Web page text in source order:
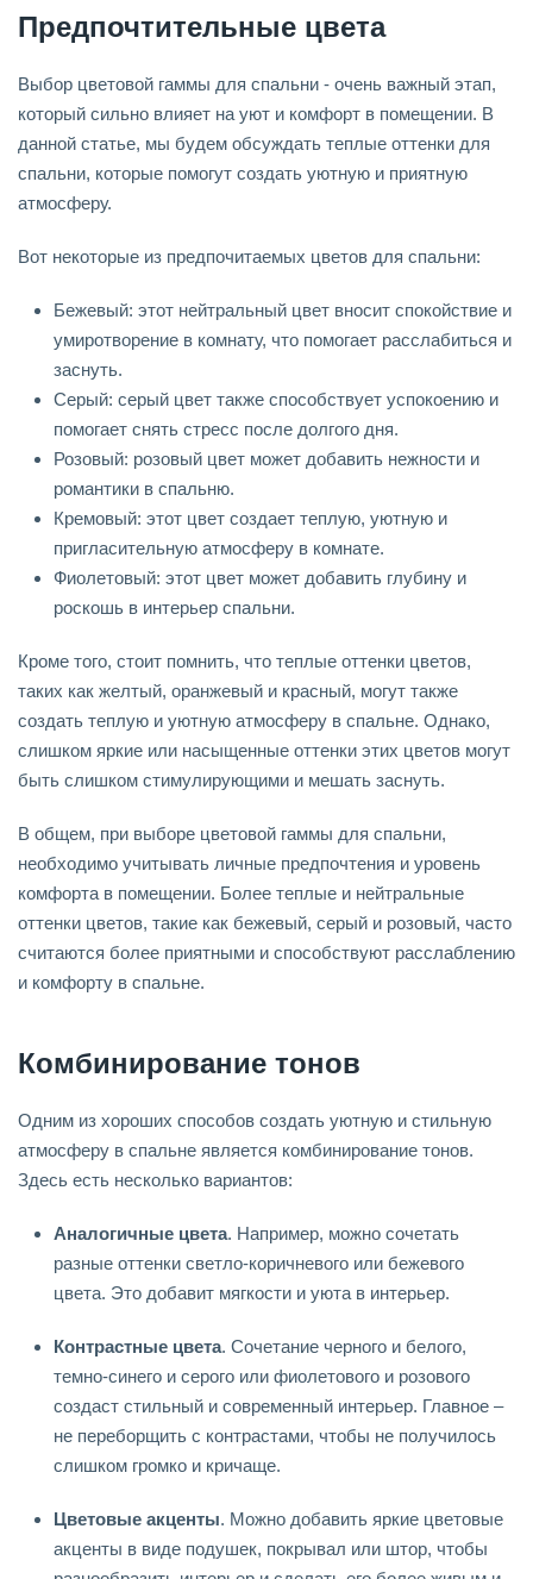
Предпочтительные цвета
Выбор цветовой гаммы для спальни - очень важный этап,
который сильно влияет на уют и комфорт в помещении. В
данной статье, мы будем обсуждать теплые оттенки для
спальни, которые помогут создать уютную и приятную
атмосферу.
Вот некоторые из предпочитаемых цветов для спальни:
Бежевый: этот нейтральный цвет вносит спокойствие и
умиротворение в комнату, что помогает расслабиться и
заснуть.
Серый: серый цвет также способствует успокоению и
помогает снять стресс после долгого дня.
Розовый: розовый цвет может добавить нежности и
романтики в спальню.
Кремовый: этот цвет создает теплую, уютную и
пригласительную атмосферу в комнате.
Фиолетовый: этот цвет может добавить глубину и
роскошь в интерьер спальни.
Кроме того, стоит помнить, что теплые оттенки цветов,
таких как желтый, оранжевый и красный, могут также
создать теплую и уютную атмосферу в спальне. Однако,
слишком яркие или насыщенные оттенки этих цветов могут
быть слишком стимулирующими и мешать заснуть.
В общем, при выборе цветовой гаммы для спальни,
необходимо учитывать личные предпочтения и уровень
комфорта в помещении. Более теплые и нейтральные
оттенки цветов, такие как бежевый, серый и розовый, часто
считаются более приятными и способствуют расслаблению
и комфорту в спальне.
Комбинирование тонов
Одним из хороших способов создать уютную и стильную
атмосферу в спальне является комбинирование тонов.
Здесь есть несколько вариантов:
Аналогичные цвета. Например, можно сочетать
разные оттенки светло-коричневого или бежевого
цвета. Это добавит мягкости и уюта в интерьер.
Контрастные цвета. Сочетание черного и белого,
темно-синего и серого или фиолетового и розового
создаст стильный и современный интерьер. Главное –
не переборщить с контрастами, чтобы не получилось
слишком громко и кричаще.
Цветовые акценты. Можно добавить яркие цветовые
акценты в виде подушек, покрывал или штор, чтобы